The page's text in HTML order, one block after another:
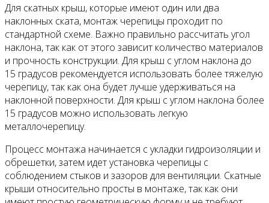
Для скатных крыш, которые имеют один или два
наклонных ската, монтаж черепицы проходит по
стандартной схеме. Важно правильно рассчитать угол
наклона, так как от этого зависит количество материалов
и прочность конструкции. Для крыш с углом наклона до
15 градусов рекомендуется использовать более тяжелую
черепицу, так как она будет лучше удерживаться на
наклонной поверхности. Для крыш с углом наклона более
15 градусов можно использовать легкую
металлочерепицу.
Процесс монтажа начинается с укладки гидроизоляции и
обрешетки, затем идет установка черепицы с
соблюдением стыков и зазоров для вентиляции. Скатные
крыши относительно просты в монтаже, так как они